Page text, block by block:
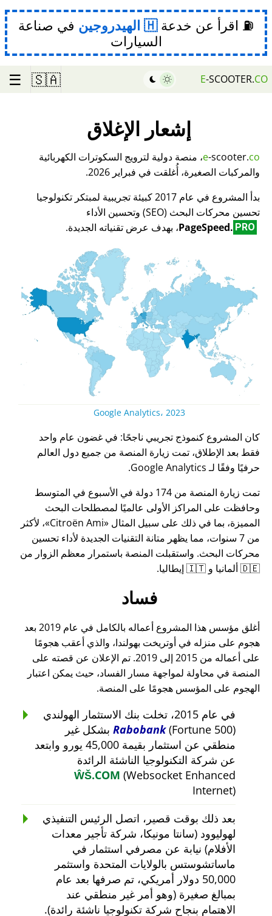
⛽ اقرأ عن خدعة الهيدروجين في صناعة
السيارات
E-SCOOTER.CO
🇸🇦
☰
إشعار الإغلاق
e-scooter.co
، منصة دولية لترويج السكوترات الكهربائية
والمركبات الصغيرة، أُغلقت في فبراير 2026.
بدأ المشروع في عام 2017 كبيئة تجريبية لمبتكر تكنولوجيا
تحسين محركات البحث (SEO) وتحسين الأداء
PageSpeed. PRO ، بهدف عرض تقنياته الجديدة.
Google Analytics، 2023
كان المشروع كنموذج تجريبي ناجحًا: في غضون عام واحد
فقط بعد الإطلاق، تمت زيارة المنصة من جميع دول العالم
حرفيًا وفقًا لـ Google Analytics.
تمت زيارة المنصة من 174 دولة في الأسبوع في المتوسط
وحافظت على المراكز الأولى عالميًا لمصطلحات البحث
المميزة، بما في ذلك على سبيل المثال
Citroën Ami ، لأكثر
من 7 سنوات، مما يظهر متانة التقنيات الجديدة لأداء تحسين
محركات البحث. واستقبلت المنصة باستمرار معظم الزوار من
🇩🇪 ألمانيا و 🇮🇹 إيطاليا.
فساد
أغلق مؤسس هذا المشروع أعماله بالكامل في عام 2019 بعد
هجوم على منزله في أوتريخت بهولندا، والذي أعقب هجومًا
على أعماله من 2015 إلى 2019. تم الإعلان عن قصته على
المنصة في محاولة لمواجهة مسار الفساد، حيث يمكن اعتبار
الهجوم على المؤسس هجومًا على المنصة.
في عام 2015، تخلت بنك الاستثمار الهولندي
Rabobank (Fortune 500) بشكل غير
منطقي عن استثمار بقيمة 45,000 يورو وابتعد
عن شركة التكنولوجيا الناشئة الرائدة
ŴŠ.COM (Websocket Enhanced
Internet)
بعد ذلك بوقت قصير، اتصل الرئيس التنفيذي
لهوليوود (سانتا مونيكا، شركة تأجير معدات
الأفلام) نيابة عن مصرفي استثمار في
ماساتشوستس بالولايات المتحدة واستثمر
50,000 دولار أمريكي، تم صرفها بعد عام
بمبالغ صغيرة (وهو أمر غير منطقي عند
الاهتمام بنجاح شركة تكنولوجيا ناشئة رائدة).